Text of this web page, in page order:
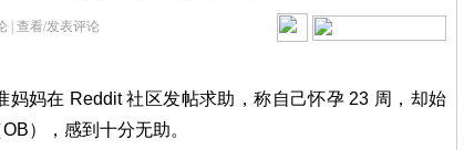
| 查看/发表评论
妈在 Reddit 社区发帖求助，称自己怀孕 23 周，却始
），感到十分无助。